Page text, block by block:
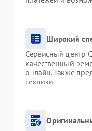
Широкий
Сервисный центр
качественный
онлайн. Также
техники